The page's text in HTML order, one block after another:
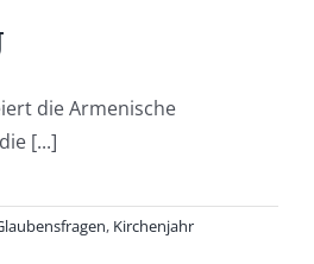
die Armenische
[...]
, Kirchenjahr